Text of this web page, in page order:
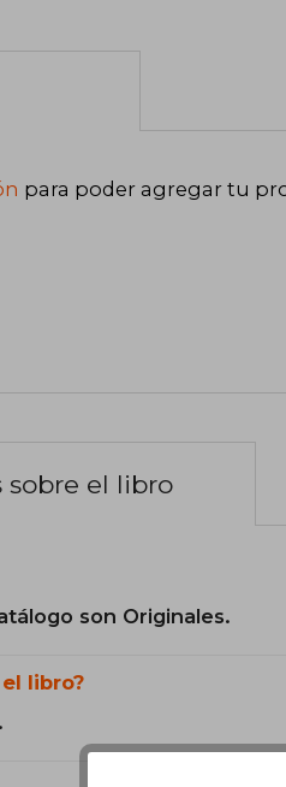
para poder agregar tu
sobre el libro
son Originales.
libro?